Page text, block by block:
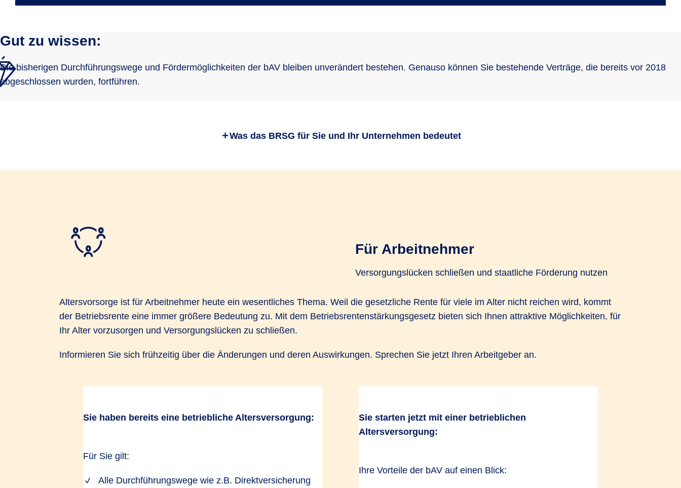
Gut zu wissen:
Die bisherigen Durchführungswege und Fördermöglichkeiten der bAV bleiben unverändert bestehen. Genauso können Sie bestehende Verträge, die bereits vor 2018
abgeschlossen wurden, fortführen.
This content is not permitted to load due to trackers that
needs to setup the site with their CMP to add this
Powered by Usercentrics Consent Management Platform
Was das BRSG für Sie und Ihr Unternehmen bedeutet
Pflicht-Arbeitgeberzuschuss: Weitergabe der Sozialversicherungsersparnis bei bAV durch
Was das BRSG für Sie und Ihr Unternehmen bedeutet
Für Arbeitnehmer
Versorgungslücken schließen und staatliche Förderung nutzen
Altersvorsorge ist für Arbeitnehmer heute ein wesentliches Thema. Weil die gesetzliche Rente für viele im Alter nicht reichen wird, kommt
der Betriebsrente eine immer größere Bedeutung zu. Mit dem Betriebsrentenstärkungsgesetz bieten sich Ihnen attraktive Möglichkeiten, für
Ihr Alter vorzusorgen und Versorgungslücken zu schließen.
Informieren Sie sich frühzeitig über die Änderungen und deren Auswirkungen. Sprechen Sie jetzt Ihren Arbeitgeber an.
Sie haben bereits eine betriebliche Altersversorgung:
Für Sie gilt:
Alle Durchführungswege wie z.B. Direktversicherung
Sie starten jetzt mit einer betrieblichen
Altersversorgung:
Ihre Vorteile der bAV auf einen Blick: